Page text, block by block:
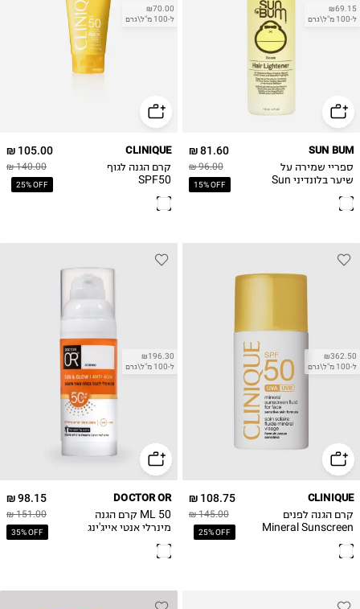
₪69.15
ל-100 מ"ל\גרם
81.60 ₪
96.00 ₪
15% OFF
SUN BUM
ספריי שמירה על
שיער בלונדיני Sun
Lightener 118 mL /
₪70.00
ל-100 מ"ל\גרם
105.00 ₪
140.00 ₪
25% OFF
CLINIQUE
קרם הגנה לגוף
SPF50
₪362.50
ל-100 מ"ל\גרם
108.75 ₪
145.00 ₪
25% OFF
CLINIQUE
קרם הגנה לפנים
Mineral Sunscreen
₪196.30
ל-100 מ"ל\גרם
98.15 ₪
151.00 ₪
35% OFF
DOCTOR OR
50 ML קרם הגנה
מינרלי אנטי אייג'ינג